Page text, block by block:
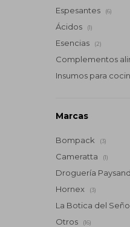
Espesantes (6)
Ácidos (1)
Esencias (2)
Complementos
Insumos para
Marcas
Bompack (3)
Cameratta (1)
Droguería
Hornex (3)
La Botica del
Otros (16)